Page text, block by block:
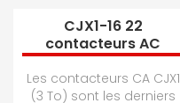
CJX1-16 22
contacteurs AC
Les contacteurs CA CJX1
(3 To) sont les derniers